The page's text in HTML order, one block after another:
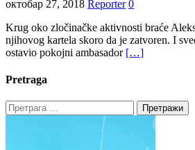
октобар 27, 2018 Reporter 0
Krug oko zločinačke aktivnosti braće
njihovog kartela skoro da je zatvoren. I
ostavio pokojni ambasador […]
Pretraga
Претрага
за: